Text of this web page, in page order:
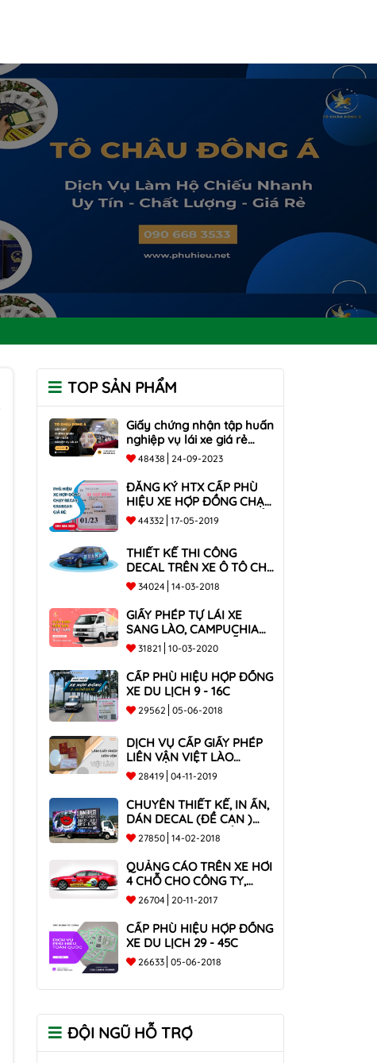
TOP SẢN PHẨM
Giấy chứng nhận tập huấn
nghiệp vụ lái xe giá rẻ
toàn quốc
48438 24-09-2023
ĐĂNG KÝ HTX CẤP PHÙ
HIỆU XE HỢP ĐỒNG CHẠY
BECAR, GRABCAR GIÁ RẺ
NHẤT
44332 17-05-2019
THIẾT KẾ THI CÔNG
DECAL TRÊN XE Ô TÔ CHO
CÔNG TY
34024 14-03-2018
GIẤY PHÉP TỰ LÁI XE
SANG LÀO, CAMPUCHIA
CHO XE DƯỚI 9 CHỖ VÀ
XE BÁN TẢI
31821 10-03-2020
CẤP PHÙ HIỆU HỢP ĐỒNG
XE DU LỊCH 9 - 16C
29562 05-06-2018
DỊCH VỤ CẤP GIẤY PHÉP
LIÊN VẬN VIỆT LÀO
NHANH CHÓNG , UY TÍN
TOÀN QUỐC
28419 04-11-2019
CHUYÊN THIẾT KẾ, IN ẤN,
DÁN DECAL (ĐỀ CAN )
TRÊN THÙNG XE TẢI CHO
CÔNG TY
27850 14-02-2018
QUẢNG CÁO TRÊN XE HƠI
4 CHỖ CHO CÔNG TY,
DOANH NGHIỆP
26704 20-11-2017
CẤP PHÙ HIỆU HỢP ĐỒNG
XE DU LỊCH 29 - 45C
26633 05-06-2018
ĐỘI NGŨ HỖ TRỢ